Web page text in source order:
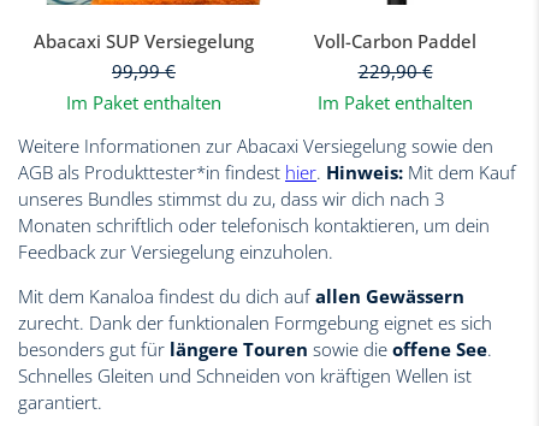
Abacaxi SUP Versiegelung
99,99€
Im Paket enthalten
Voll-Carbon Paddel
229,90€
Im Paket enthalten
Weitere Informationen zur Abacaxi Versiegelung sowie den
AGB als Produkttester*in findest hier. Hinweis: Mit dem Kauf
unseres Bundles stimmst du zu, dass wir dich nach 3
Monaten schriftlich oder telefonisch kontaktieren, um dein
Feedback zur Versiegelung einzuholen.
Mit dem Kanaloa findest du dich aufallen Gewässern
zurecht. Dank der funktionalen Formgebung eignet es sich
besonders gut für längere Touren sowie die offene See.
Schnelles Gleiten und Schneiden von kräftigen Wellen ist
garantiert.